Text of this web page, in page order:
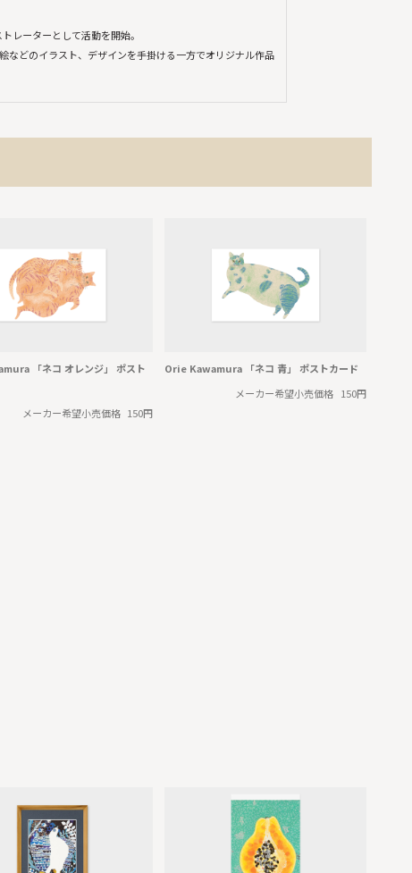
レーターとして活動を開始。
などのイラスト、デザインを手掛ける一方でオリジナル作品
「ネコ オレンジ」 ポスト
メーカー希望小売価格 150円
Orie Kawamura 「ネコ 青」 ポストカード
メーカー希望小売価格 150円